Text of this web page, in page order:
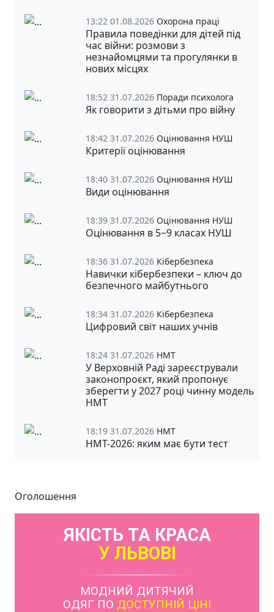
13:22 01.08.2026 Охорона праці
Правила поведінки для дітей під
час війни: розмови з
незнайомцями та прогулянки в
нових місцях
18:52 31.07.2026 Поради психолога
Як говорити з дітьми про війну
18:42 31.07.2026 Оцінювання НУШ
Критерії оцінювання
18:40 31.07.2026 Оцінювання НУШ
Види оцінювання
18:39 31.07.2026 Оцінювання НУШ
Оцінювання в 5‒9 класах НУШ
18:36 31.07.2026 Кібербезпека
Навички кібербезпеки – ключ до
безпечного майбутнього
18:34 31.07.2026 Кібербезпека
Цифровий світ наших учнів
18:24 31.07.2026 НМТ
У Верховній Раді зареєстрували
законопроєкт, який пропонує
зберегти у 2027 році чинну модель
НМТ
18:19 31.07.2026 НМТ
НМТ-2026: яким має бути тест
Оголошення